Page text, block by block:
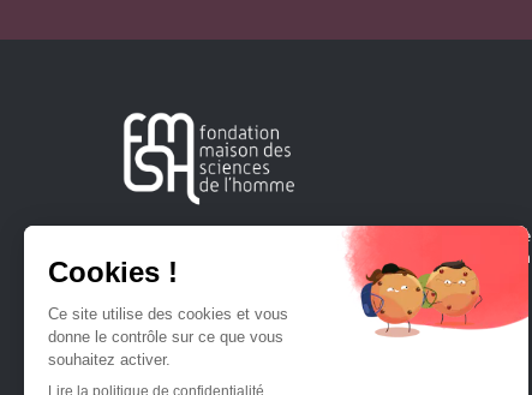
Créée en 1963, la Fondation Maison Sciences de l'Homme
soutient la recherche et la diffusion des connaissances en
sciences humaines et sociales.